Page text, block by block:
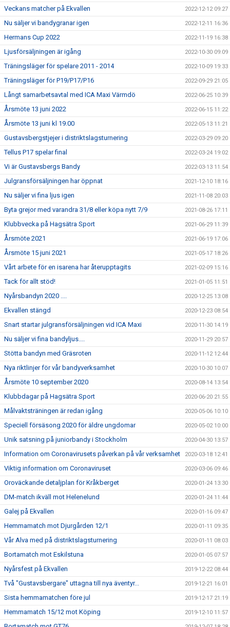
Veckans matcher på Ekvallen 2022-12-12 09:27
Nu säljer vi bandygranar igen 2022-12-11 16:36
Hermans Cup 2022 2022-11-19 16:38
Ljusförsäljningen är igång 2022-10-30 09:09
Träningsläger för spelare 2011 - 2014 2022-10-09 19:33
Träningsläger för P19/P17/P16 2022-09-29 21:05
Långt samarbetsavtal med ICA Maxi Värmdö 2022-06-25 10:39
Årsmöte 13 juni 2022 2022-06-15 11:22
Årsmöte 13 juni kl 19.00 2022-05-13 11:21
Gustavsbergstjejer i distriktslagsturnering 2022-03-29 09:20
Tellus P17 spelar final 2022-03-24 19:02
Vi är Gustavsbergs Bandy 2022-03-13 11:54
Julgransförsäljningen har öppnat 2021-12-10 18:16
Nu säljer vi fina ljus igen 2021-11-08 20:03
Byta grejor med varandra 31/8 eller köpa nytt 7/9 2021-08-26 17:11
Klubbvecka på Hagsätra Sport 2021-06-29 11:39
Årsmöte 2021 2021-06-19 17:06
Årsmöte 15 juni 2021 2021-05-17 18:26
Vårt arbete för en isarena har återupptagits 2021-02-09 15:16
Tack för allt stöd! 2021-01-05 11:51
Nyårsbandyn 2020 .... 2020-12-25 13:08
Ekvallen stängd 2020-12-23 08:54
Snart startar julgransförsäljningen vid ICA Maxi 2020-11-30 14:19
Nu säljer vi fina bandyljus.... 2020-11-29 20:57
Stötta bandyn med Gräsroten 2020-11-12 12:44
Nya riktlinjer för vår bandyverksamhet 2020-10-30 10:07
Årsmöte 10 september 2020 2020-08-14 13:54
Klubbdagar på Hagsätra Sport 2020-06-20 21:55
Målvaktsträningen är redan igång 2020-05-06 10:10
Speciell försäsong 2020 för äldre ungdomar 2020-05-02 10:00
Unik satsning på juniorbandy i Stockholm 2020-04-30 13:57
Information om Coronavirusets påverkan på vår verksamhet 2020-03-18 12:41
Viktig information om Coronaviruset 2020-03-06 09:46
Oroväckande detaljplan för Kråkberget 2020-01-24 13:30
DM-match ikväll mot Helenelund 2020-01-24 11:44
Galej på Ekvallen 2020-01-16 09:47
Hemmamatch mot Djurgården 12/1 2020-01-11 09:35
Vår Alva med på distriktslagsturnering 2020-01-11 08:03
Bortamatch mot Eskilstuna 2020-01-05 07:57
Nyårsfest på Ekvallen 2019-12-22 08:44
Två "Gustavsbergare" uttagna till nya äventyr... 2019-12-21 16:01
Sista hemmamatchen före jul 2019-12-17 21:19
Hemmamatch 15/12 mot Köping 2019-12-10 11:57